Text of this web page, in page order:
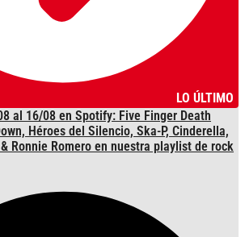
LO ÚLTIMO
al 16/08 en Spotify: Five Finger Death
Héroes del Silencio, Ska-P, Cinderella,
Ronnie Romero en nuestra playlist de rock